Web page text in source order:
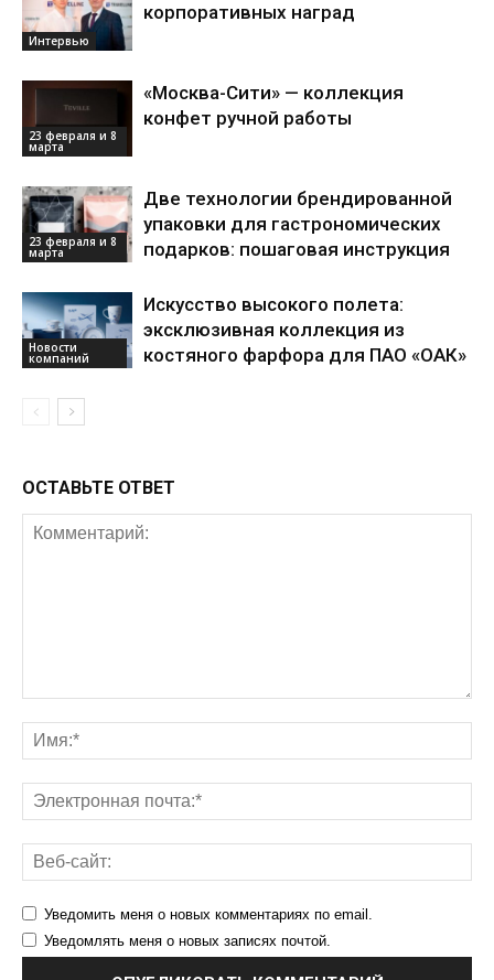
Интервью
корпоративных наград
23 февраля и 8
марта
«Москва-Сити» — коллекция
конфет ручной работы
23 февраля и 8
марта
Две технологии брендированной
упаковки для гастрономических
подарков: пошаговая инструкция
Новости
компаний
Искусство высокого полета:
эксклюзивная коллекция из
костяного фарфора для ПАО «ОАК»
ОСТАВЬТЕ ОТВЕТ
Уведомить меня о новых комментариях по email.
Уведомлять меня о новых записях почтой.